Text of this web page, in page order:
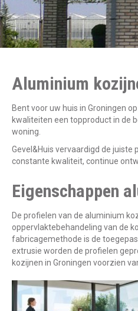
Aluminium
Bent voor uw huis in Groningen
kwaliteiten een topproduct in de
woning.
Gevel&Huis vervaardigd de
constante kwaliteit, continue
Eigenschappen
De profielen van de aluminium
oppervlaktebehandeling van de
fabricagemethode is de
extrusie worden de profielen
kozijnen in Groningen voorzien